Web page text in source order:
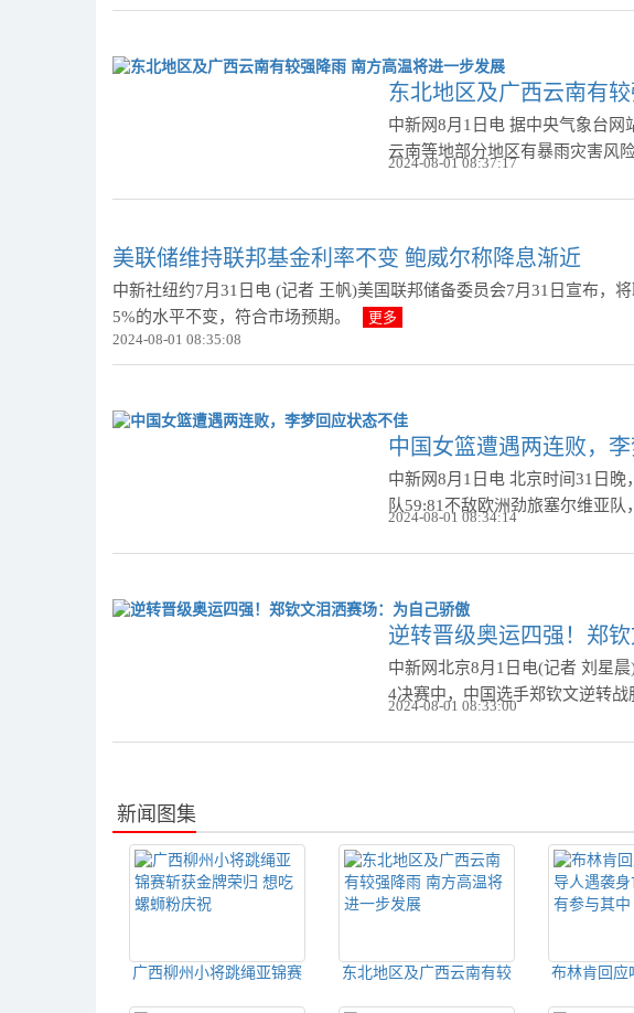
东北地区及广西云南有
中新网8月1日电 据中央气象台网
云南等地部分地区有暴雨灾害风
2024-08-01 08:37:17
美联储维持联邦基金利率不变 鲍威尔称降息渐近
中新社纽约7月31日电 (记者 王帆)美国联邦储备委员会7月31日宣布，
5%的水平不变，符合市场预期。
更多
2024-08-01 08:35:08
中国女篮遭遇两连败，
中新网8月1日电 北京时间31日
队59:81不敌欧洲劲旅塞尔维亚
2024-08-01 08:34:14
逆转晋级奥运四强！郑
中新网北京8月1日电(记者 刘星
4决赛中，中国选手郑钦文逆转
2024-08-01 08:33:00
新闻图集
广西柳州小将跳绳亚锦赛
东北地区及广西云南有较
布林肯回应